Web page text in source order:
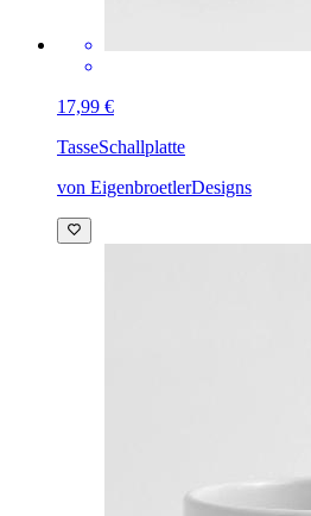
17,99 €
TasseSchallplatte
von EigenbroetlerDesigns